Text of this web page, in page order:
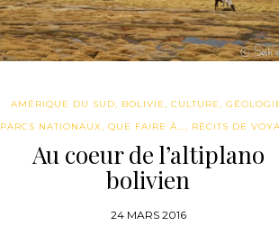
AMÉRIQUE DU SUD, BOLIVIE, CULTURE,
PARCS NATIONAUX, QUE FAIRE À..., RÉCITS DE
Au coeur de l’altiplano
bolivien
24 MARS 2016